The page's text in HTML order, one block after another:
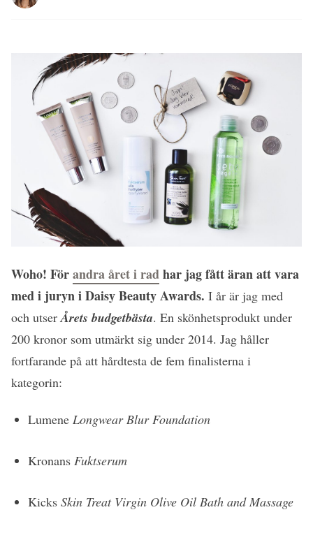
Woho! Förandra året i radhar jag fått äran att vara
med i juryn i Daisy Beauty Awards. I år är jag med
och utserÅrets budgetbästa. En skönhetsprodukt under
200 kronor som utmärkt sig under 2014. Jag håller
fortfarande på att hårdtesta de fem finalisterna i
kategorin:
Lumene Longwear Blur Foundation
Kronans Fuktserum
Kicks Skin Treat Virgin Olive Oil Bath and Massage